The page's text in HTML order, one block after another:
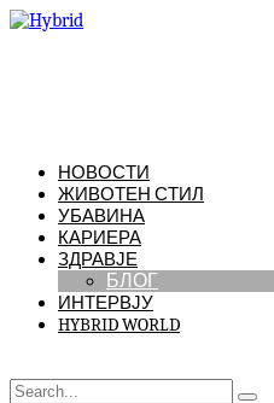
НОВОСТИ
ЖИВОТЕН СТИЛ
УБАВИНА
КАРИЕРА
ЗДРАВЈЕ
БЛОГ
ИНТЕРВЈУ
HYBRID WORLD